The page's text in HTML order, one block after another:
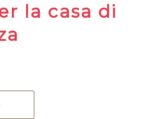
la casa di